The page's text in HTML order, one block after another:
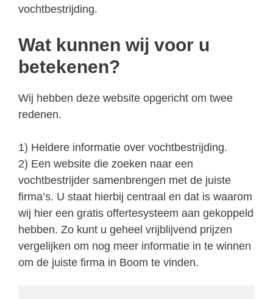
vochtbestrijding.
Wat kunnen wij voor u
betekenen?
Wij hebben deze website opgericht om twee
redenen.
1) Heldere informatie over vochtbestrijding.
2) Een website die zoeken naar een
vochtbestrijder samenbrengen met de juiste
firma’s. U staat hierbij centraal en dat is waarom
wij hier een gratis offertesysteem aan gekoppeld
hebben. Zo kunt u geheel vrijblijvend prijzen
vergelijken om nog meer informatie in te winnen
om de juiste firma in Boom te vinden.